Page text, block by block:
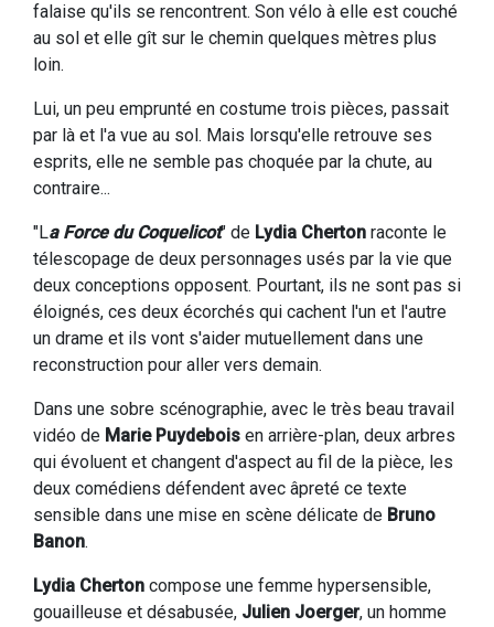
falaise qu'ils se rencontrent. Son vélo à elle est couché
au sol et elle gît sur le chemin quelques mètres plus
loin.
Lui, un peu emprunté en costume trois pièces, passait
par là et l'a vue au sol. Mais lorsqu'elle retrouve ses
esprits, elle ne semble pas choquée par la chute, au
contraire...
"La Force du Coquelicot" de Lydia Cherton raconte le
télescopage de deux personnages usés par la vie que
deux conceptions opposent. Pourtant, ils ne sont pas si
éloignés, ces deux écorchés qui cachent l'un et l'autre
un drame et ils vont s'aider mutuellement dans une
reconstruction pour aller vers demain.
Dans une sobre scénographie, avec le très beau travail
vidéo de Marie Puydebois en arrière-plan, deux arbres
qui évoluent et changent d'aspect au fil de la pièce, les
deux comédiens défendent avec âpreté ce texte
sensible dans une mise en scène délicate de Bruno
Banon.
Lydia Cherton compose une femme hypersensible,
gouailleuse et désabusée, Julien Joerger, un homme